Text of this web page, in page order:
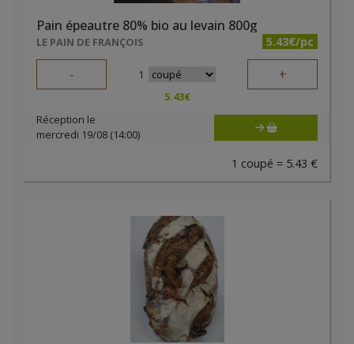
Pain épeautre 80% bio au levain 800g
LE PAIN DE FRANÇOIS 5.43€/pc
- 1 +
5.43€
Réception le
mercredi 19/08 (14:00)
1 coupé = 5.43 €